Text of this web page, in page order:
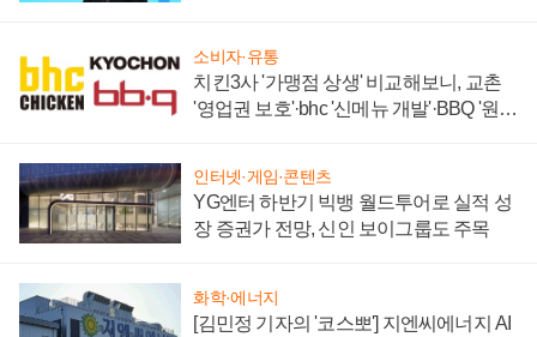
소비자·유통
치킨3사 '가맹점 상생' 비교해보니, 교촌
'영업권 보호'·bhc '신메뉴 개발'·BBQ '원가
인터넷·게임·콘텐츠
YG엔터 하반기 빅뱅 월드투어로 실적 성
장 증권가 전망, 신인 보이그룹도 주목
화학·에너지
[김민정 기자의 '코스뽀'] 지엔씨에너지 AI